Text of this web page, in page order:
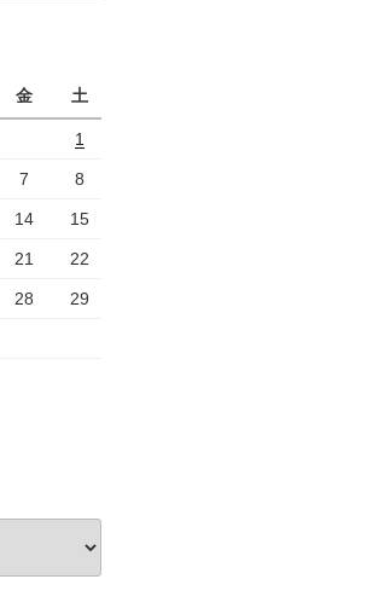
金 土
1
7 8
14 15
21 22
28 29